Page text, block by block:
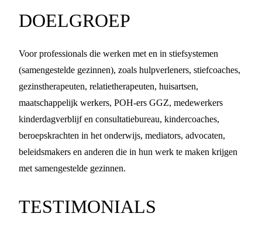
DOELGROEP
Voor professionals die werken met en in stiefsystemen
(samengestelde gezinnen), zoals hulpverleners, stiefcoaches,
gezinstherapeuten, relatietherapeuten, huisartsen,
maatschappelijk werkers, POH-ers GGZ, medewerkers
kinderdagverblijf en consultatiebureau, kindercoaches,
beroepskrachten in het onderwijs, mediators, advocaten,
beleidsmakers en anderen die in hun werk te maken krijgen
met samengestelde gezinnen.
TESTIMONIALS